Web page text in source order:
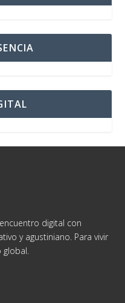
digital con
y agustiniano. Para vivir
global.